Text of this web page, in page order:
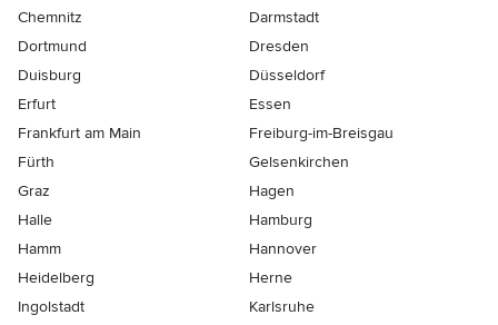
Chemnitz
Darmstadt
Dortmund
Dresden
Duisburg
Düsseldorf
Erfurt
Essen
Frankfurt am Main
Freiburg-im-Breisgau
Fürth
Gelsenkirchen
Graz
Hagen
Halle
Hamburg
Hamm
Hannover
Heidelberg
Herne
Ingolstadt
Karlsruhe